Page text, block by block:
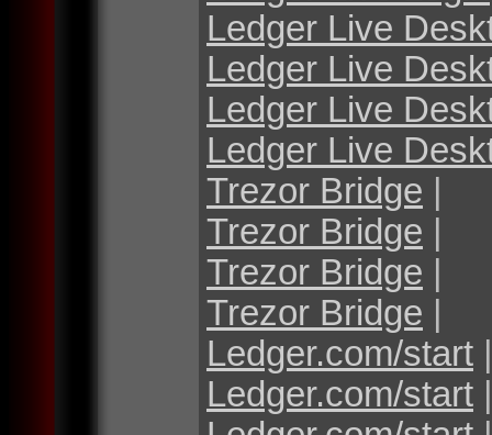
Ledger Live
Ledger Live
Ledger Live
Ledger Live
Trezor Bridge |
Trezor Bridge |
Trezor Bridge |
Trezor Bridge |
Ledger.com/start |
Ledger.com/start |